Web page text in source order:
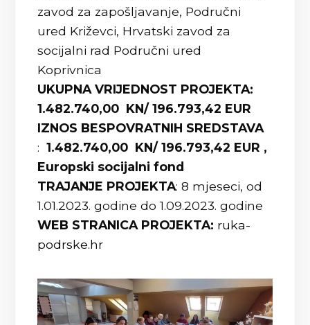
zavod za zapošljavanje, Područni
ured Križevci, Hrvatski zavod za
socijalni rad Područni ured
Koprivnica
UKUPNA VRIJEDNOST PROJEKTA:
1.482.740,00 KN/ 196.793,42 EUR
IZNOS BESPOVRATNIH SREDSTAVA
:1.482.740,00 KN/ 196.793,42 EUR ,
Europski socijalni fond
TRAJANJE PROJEKTA: 8 mjeseci, od
1.01.2023. godine do 1.09.2023. godine
WEB STRANICA PROJEKTA: ruka-
podrske.hr